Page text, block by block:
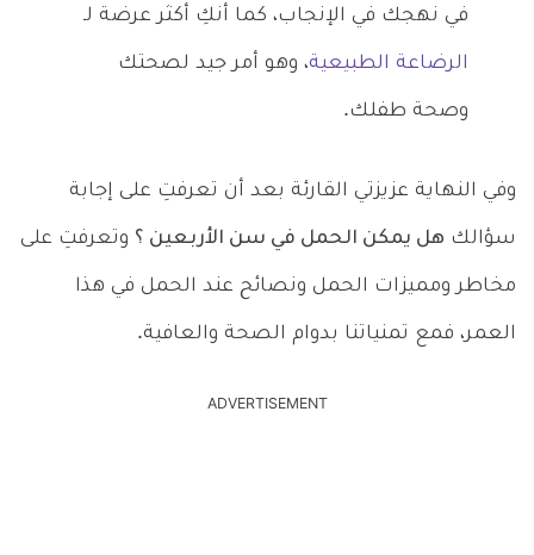
في نهجك في الإنجاب، كما أنكِ أكثر عرضة لـ
الرضاعة الطبيعية، وهو أمر جيد لصحتك
وصحة طفلك.
وفي النهاية عزيزتي القارئة بعد أن تعرفتِ على إجابة
سؤالك هل يمكن الحمل في سن الأربعين ؟ وتعرفتِ على
مخاطر ومميزات الحمل ونصائح عند الحمل في هذا
العمر، فمع تمنياتنا بدوام الصحة والعافية.
ADVERTISEMENT